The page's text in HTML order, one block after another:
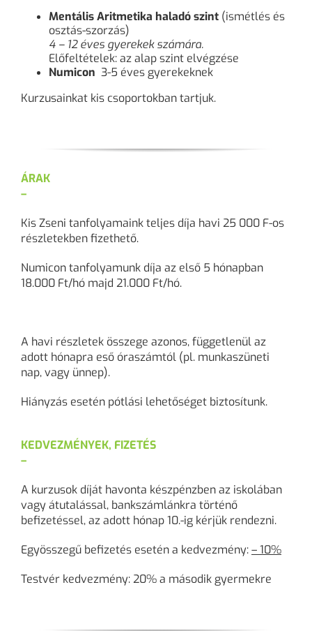
Mentális Aritmetika haladó szint (ismétlés és
osztás-szorzás)
4 – 12 éves gyerekek számára.
Előfeltételek: az alap szint elvégzése
Numicon 3-5 éves gyerekeknek
Kurzusainkat kis csoportokban tartjuk.
ÁRAK
–
Kis Zseni tanfolyamaink teljes díja havi 25 000 F-os
részletekben fizethető.
Numicon tanfolyamunk díja az első 5 hónapban
18.000 Ft/hó majd 21.000 Ft/hó.
A havi részletek összege azonos, függetlenül az
adott hónapra eső óraszámtól (pl. munkaszüneti
nap, vagy ünnep).
Hiányzás esetén pótlási lehetőséget biztosítunk.
KEDVEZMÉNYEK, FIZETÉS
–
A kurzusok díját havonta készpénzben az iskolában
vagy átutalással, bankszámlánkra történő
befizetéssel, az adott hónap 10.-ig kérjük rendezni.
Egyösszegű befizetés esetén a kedvezmény:– 10%
Testvér kedvezmény: 20% a második gyermekre